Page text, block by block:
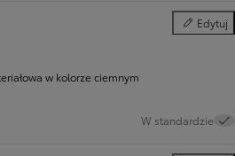
Edytuj
Tapicerka
w kolorze ciemnym
W standardzie